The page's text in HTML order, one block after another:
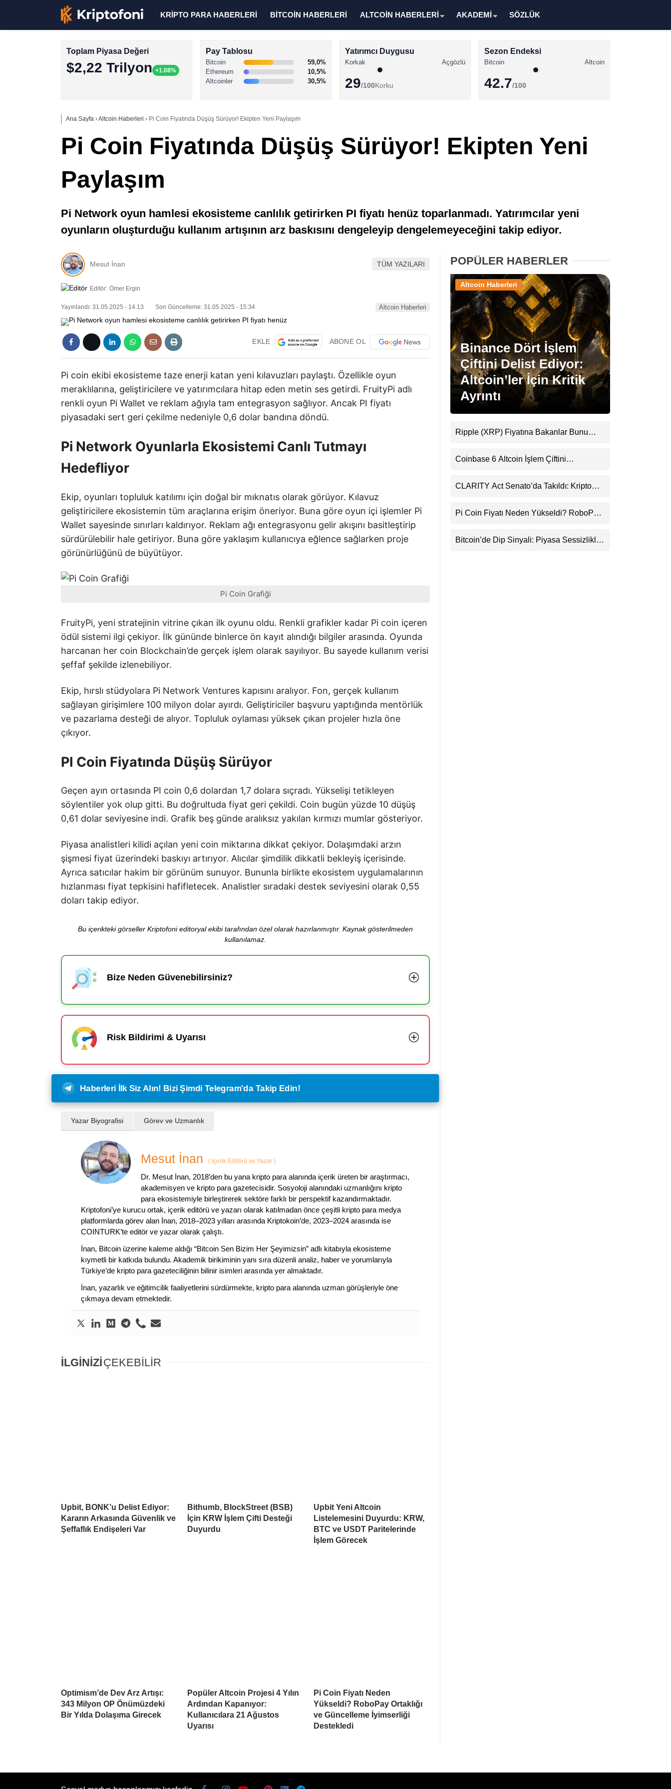
Altcoin Haberleri
Memecoin Haberleri
Facebook
Instagram
Youtube
TikTok
KRİPTO PARA HABERLERİ BİTCOİN HABERLERİ ALTCOİN HABERLERİ AKADEMİ SÖZLÜK
Toplam Piyasa Değeri
$2,22 Trilyon +1.08%
Pay Tablosu
Bitcoin
59,0%
Ethereum
10,5%
Altcoinler
30,5%
Yatırımcı Duygusu
Korkak Açgözlü
29/100Korku
Sezon Endeksi
Bitcoin Altcoin
42.7/100
Ana Sayfa ›Altcoin Haberleri › Pi Coin Fiyatında Düşüş Sürüyor! Ekipten Yeni Paylaşım
Pi Coin Fiyatında Düşüş Sürüyor! Ekipten Yeni
Paylaşım
Pi Network oyun hamlesi ekosisteme canlılık getirirken PI fiyatı henüz toparlanmadı. Yatırımcılar yeni
oyunların oluşturduğu kullanım artışının arz baskısını dengeleyip dengelemeyeceğini takip ediyor.
Mesut İnan TÜM YAZILARI
Editör: Ömer Ergin
Yayınlandı: 31.05.2025 - 14:13 Son Güncelleme: 31.05.2025 - 15:34 Altcoin Haberleri
EKLE ABONE OL
Pi coin ekibi ekosisteme taze enerji katan yeni kılavuzları paylaştı. Özellikle oyun
meraklılarına, geliştiricilere ve yatırımcılara hitap eden metin ses getirdi. FruityPi adlı
renkli oyun Pi Wallet ve reklam ağıyla tam entegrasyon sağlıyor. Ancak PI fiyatı
piyasadaki sert geri çekilme nedeniyle 0,6 dolar bandına döndü.
Pi Network Oyunlarla Ekosistemi Canlı Tutmayı
Hedefliyor
Ekip, oyunları topluluk katılımı için doğal bir mıknatıs olarak görüyor. Kılavuz
geliştiricilere ekosistemin tüm araçlarına erişim öneriyor. Buna göre oyun içi işlemler Pi
Wallet sayesinde sınırları kaldırıyor. Reklam ağı entegrasyonu gelir akışını basitleştirip
sürdürülebilir hale getiriyor. Buna göre yaklaşım kullanıcıya eğlence sağlarken proje
görünürlüğünü de büyütüyor.
Pi Coin Grafiği
FruityPi, yeni stratejinin vitrine çıkan ilk oyunu oldu. Renkli grafikler kadar Pi coin içeren
ödül sistemi ilgi çekiyor. İlk gününde binlerce ön kayıt alındığı bilgiler arasında. Oyunda
harcanan her coin Blockchain’de gerçek işlem olarak sayılıyor. Bu sayede kullanım verisi
şeffaf şekilde izlenebiliyor.
Ekip, hırslı stüdyolara Pi Network Ventures kapısını aralıyor. Fon, gerçek kullanım
sağlayan girişimlere 100 milyon dolar ayırdı. Geliştiriciler başvuru yaptığında mentörlük
ve pazarlama desteği de alıyor. Topluluk oylaması yüksek çıkan projeler hızla öne
çıkıyor.
PI Coin Fiyatında Düşüş Sürüyor
Geçen ayın ortasında PI coin 0,6 dolardan 1,7 dolara sıçradı. Yükselişi tetikleyen
söylentiler yok olup gitti. Bu doğrultuda fiyat geri çekildi. Coin bugün yüzde 10 düşüş
0,61 dolar seviyesine indi. Grafik beş günde aralıksız yakılan kırmızı mumlar gösteriyor.
Piyasa analistleri kilidi açılan yeni coin miktarına dikkat çekiyor. Dolaşımdaki arzın
şişmesi fiyat üzerindeki baskıyı artırıyor. Alıcılar şimdilik dikkatli bekleyiş içerisinde.
Ayrıca satıcılar hakim bir görünüm sunuyor. Bununla birlikte ekosistem uygulamalarının
hızlanması fiyat tepkisini hafifletecek. Analistler sıradaki destek seviyesini olarak 0,55
doları takip ediyor.
Bu içerikteki görseller Kriptofoni editoryal ekibi tarafından özel olarak hazırlanmıştır. Kaynak gösterilmeden
kullanılamaz.
Bize Neden Güvenebilirsiniz?
Risk Bildirimi & Uyarısı
Haberleri İlk Siz Alın! Bizi Şimdi Telegram'da Takip Edin!
Yazar Biyografisi Görev ve Uzmanlık
Mesut İnan ( İçerik Editörü ve Yazar )
Dr. Mesut İnan, 2018’den bu yana kripto para alanında içerik üreten bir araştırmacı,
akademisyen ve kripto para gazetecisidir. Sosyoloji alanındaki uzmanlığını kripto
para ekosistemiyle birleştirerek sektöre farklı bir perspektif kazandırmaktadır.
Kriptofoni’ye kurucu ortak, içerik editörü ve yazarı olarak katılmadan önce çeşitli kripto para medya
platformlarda görev alan İnan, 2018–2023 yılları arasında Kriptokoin’de, 2023–2024 arasında ise
COINTURK’te editör ve yazar olarak çalıştı.
İnan, Bitcoin üzerine kaleme aldığı “Bitcoin Sen Bizim Her Şeyimizsin” adlı kitabıyla ekosisteme
kıymetli bir katkıda bulundu. Akademik birikiminin yanı sıra düzenli analiz, haber ve yorumlarıyla
Türkiye’de kripto para gazeteciliğinin bilinir isimleri arasında yer almaktadır.
İnan, yazarlık ve eğitimcilik faaliyetlerini sürdürmekte, kripto para alanında uzman görüşleriyle öne
çıkmaya devam etmektedir.
İLGİNİZİÇEKEBİLİR
Upbit, BONK’u Delist Ediyor:
Kararın Arkasında Güvenlik ve
Şeffaflık Endişeleri Var
Bithumb, BlockStreet (BSB)
İçin KRW İşlem Çifti Desteği
Duyurdu
Upbit Yeni Altcoin
Listelemesini Duyurdu: KRW,
BTC ve USDT Paritelerinde
İşlem Görecek
Optimism’de Dev Arz Artışı:
343 Milyon OP Önümüzdeki
Bir Yılda Dolaşıma Girecek
Popüler Altcoin Projesi 4 Yılın
Ardından Kapanıyor:
Kullanıcılara 21 Ağustos
Uyarısı
Pi Coin Fiyatı Neden
Yükseldi? RoboPay Ortaklığı
ve Güncelleme İyimserliği
Destekledi
POPÜLER HABERLER
Binance Dört İşlem
Çiftini Delist Ediyor:
Altcoin’ler İçin Kritik
Ayrıntı
Altcoin Haberleri
Ripple (XRP) Fiyatına Bakanlar Bunu
Uyarı
Coinbase 6 Altcoin İşlem Çiftini
CLARITY Act Senato’da Takıldı: Kripto
Pi Coin Fiyatı Neden Yükseldi? RoboPay
Destekledi
Bitcoin’de Dip Sinyali: Piyasa Sessizlikle